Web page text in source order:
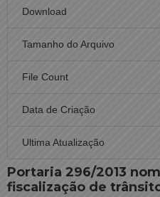
Download
Tamanho do Arquivo
File Count
Data de Criação
Ultima Atualização
Portaria 296/2013
fiscalização de